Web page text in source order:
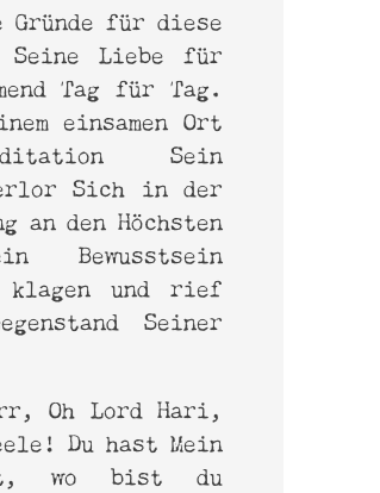
für diese
Seine Liebe für
Tag für Tag.
einsamen Ort
Sein
Sich in der
an den Höchsten
klagen und rief
Seiner
Oh Lord Hari,
Du hast Mein
wo bist du